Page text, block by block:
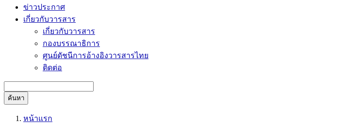
ข่าวประกาศ
เกี่ยวกับวารสาร
เกี่ยวกับวารสาร
กองบรรณาธิการ
ศูนย์ดัชนีการอ้างอิงวารสารไทย
ติดต่อ
ค้นหา
หน้าแรก